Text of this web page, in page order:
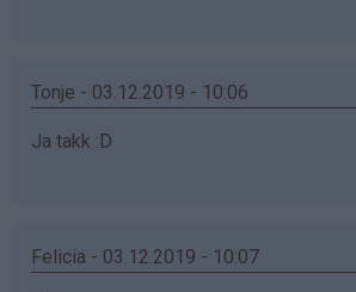
Tonje - 03.12.2019 - 10:06
Ja takk :D
Felicia - 03.12.2019 - 10:07